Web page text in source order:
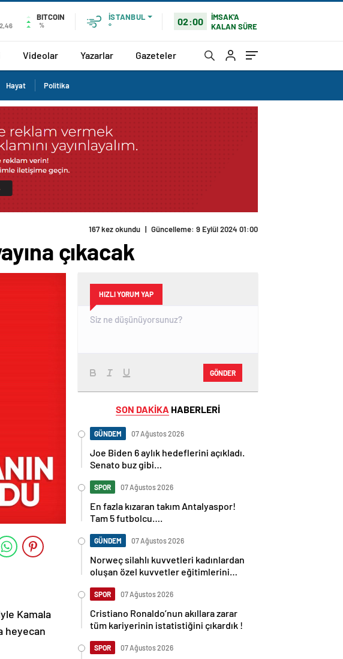
2,46
BITCOIN
%
İSTANBUL
°
02:00
İMSAK'A
KALAN SÜRE
Videolar Yazarlar Gazeteler
Hayat Politika
167 kez okundu | Güncelleme: 9 Eylül 2024 01:00
çıkacak
Kamala
heyecan
HIZLI YORUM YAP
GÖNDER
SON DAKİKA HABERLERİ
GÜNDEM 07 Ağustos 2026
Joe Biden 6 aylık hedeflerini açıkladı.
Senato buz gibi…
SPOR 07 Ağustos 2026
En fazla kızaran takım Antalyaspor!
Tam 5 futbolcu….
GÜNDEM 07 Ağustos 2026
Norweç silahlı kuvvetleri kadınlardan
oluşan özel kuvvetler eğitimlerini
SPOR 07 Ağustos 2026
Cristiano Ronaldo’nun akıllara zarar
tüm kariyerinin istatistiğini çıkardık !
SPOR 07 Ağustos 2026